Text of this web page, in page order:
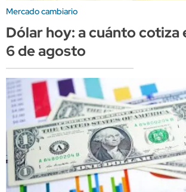
Mercado cambiario
Dólar hoy: a cuánto cotiza
6 de agosto